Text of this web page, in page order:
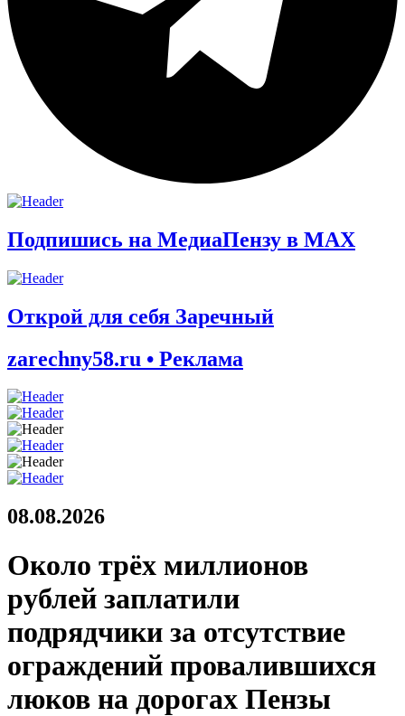
Подпишись на МедиаПензу в МАХ
Открой для себя Заречный
zarechny58.ru • Реклама
08.08.2026
Около трёх миллионов
рублей заплатили
подрядчики за отсутствие
ограждений провалившихся
люков на дорогах Пензы